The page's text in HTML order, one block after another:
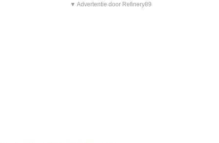
▼ Advertentie door Refinery89